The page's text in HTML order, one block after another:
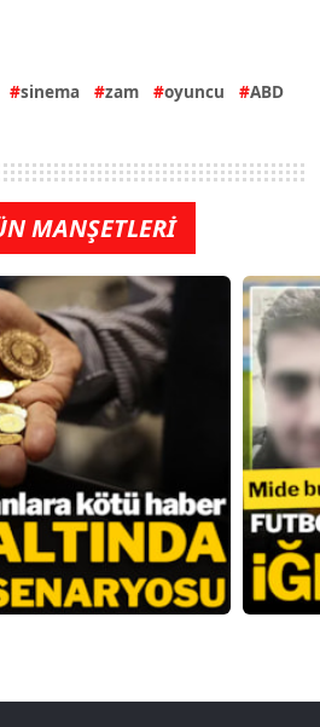
sinema zam oyuncu
ABD
MANŞETLERİ